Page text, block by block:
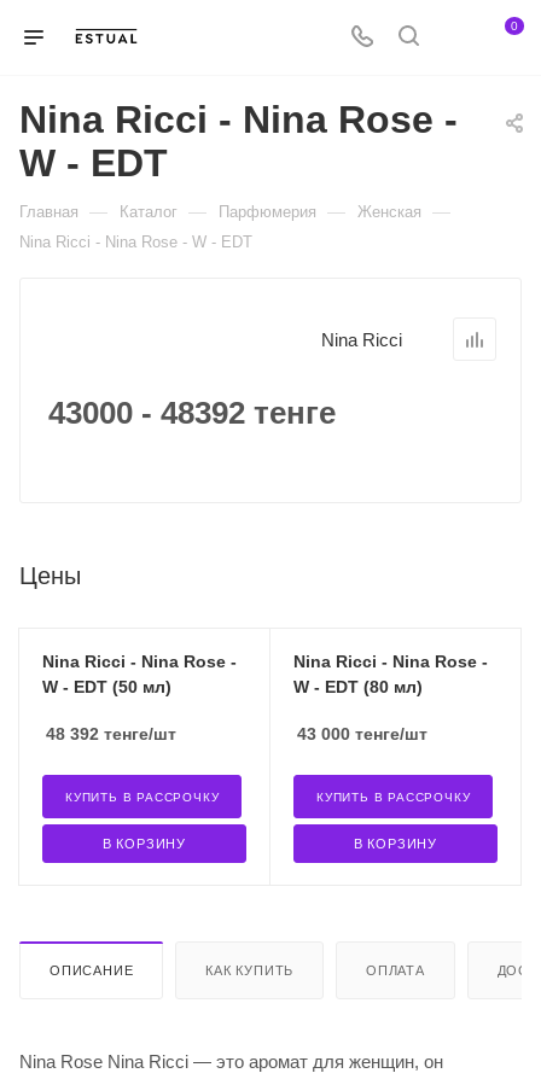
0
Nina Ricci - Nina Rose -
W - EDT
Главная — Каталог — Парфюмерия — Женская —
Nina Ricci - Nina Rose - W - EDT
Nina Ricci
43000 - 48392 тенге
Цены
Nina Ricci - Nina Rose -
W - EDT (50 мл)
48 392 тенге/шт
В КОРЗИНУ
КУПИТЬ В РАССРОЧКУ
Nina Ricci - Nina Rose -
W - EDT (80 мл)
43 000 тенге/шт
В КОРЗИНУ
КУПИТЬ В РАССРОЧКУ
ОПИСАНИЕ КАК КУПИТЬ ОПЛАТА
Nina Rose Nina Ricci — это аромат для женщин, он